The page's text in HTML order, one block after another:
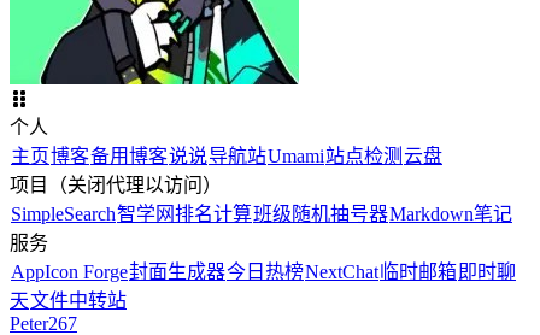
个人
主页博客备用博客说说导航站Umami站点检测 云盘
项目（关闭代理以访问）
SimpleSearch智学网排名计算班级随机抽号器Markdown笔记
服务
AppIcon Forge封面生成器今日热榜NextChat 临时邮箱 即时聊
天文件中转站
Peter267